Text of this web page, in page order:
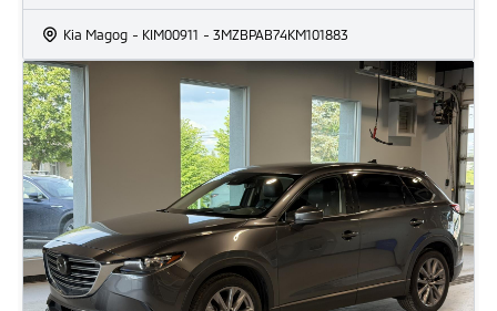
Kia Magog - KIM00911 - 3MZBPAB74KM101883